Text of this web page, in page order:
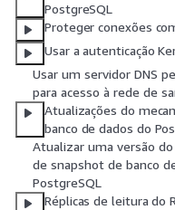
PostgreSQL
Proteger conexões
Usar a autenticação
Usar um servidor DNS
para acesso à rede de
Atualizações do
banco de dados do
Atualizar uma versão
de snapshot de banco
PostgreSQL
Réplicas de leitura do